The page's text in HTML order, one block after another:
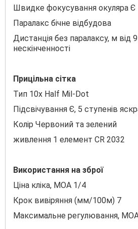
Швидке фокусування окуляра Є
Паралакс бічне відбудова
Дистанція без паралаксу, м від
нескінченності
Прицільна сітка
Тип 10x Half Mil-Dot
Підсвічування Є, 5 ступенів
Колір Червоний та зелений
живлення 1 елемент CR 2032
Використання на зброї
Ціна кліка, МОА 1/4
Крок вивіряння (мм/100м) 7
Максимальне регулювання,